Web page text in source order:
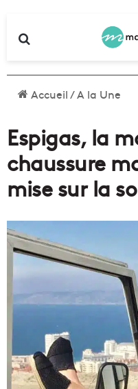
Accueil/A la Une
Espigas, la
chaussure
mise sur la